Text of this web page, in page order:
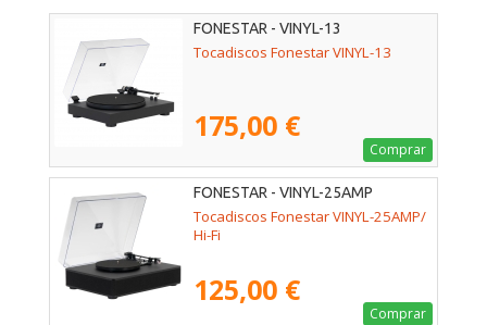
FONESTAR - VINYL-13
Tocadiscos Fonestar VINYL-13
175,00 €
Comprar
FONESTAR - VINYL-25AMP
Tocadiscos Fonestar VINYL-25AMP/
Hi-Fi
125,00 €
Comprar